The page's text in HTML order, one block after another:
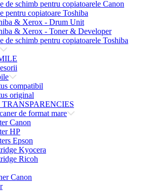
de schimb pentru copiatoarele Canon
pentru copiatoare Toshiba
& Xerox - Drum Unit
& Xerox - Toner & Developer
de schimb pentru copiatoarele Toshiba
compatibil
original
TRANSPARENCIES
de format mare
Canon
HP
Epson
Kyocera
Ricoh
Canon